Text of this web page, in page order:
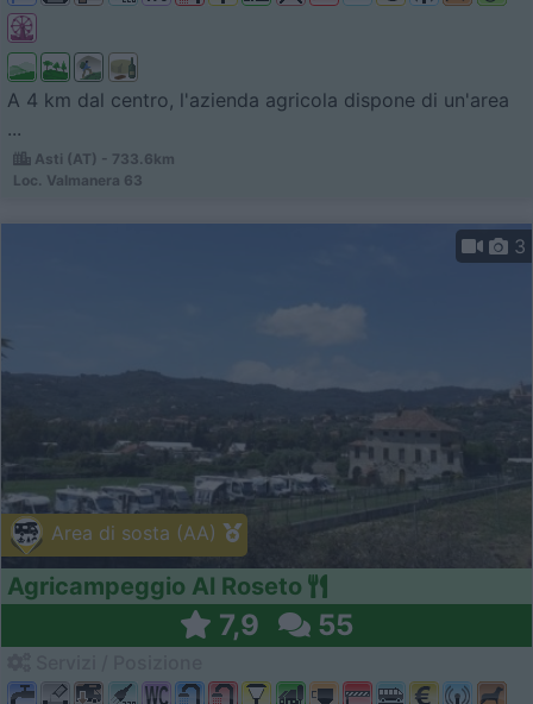
A 4 km dal centro, l'azienda agricola dispone di un'area
...
Asti (AT) - 733.6km
Loc. Valmanera 63
Area di sosta (AA)
3
Agricampeggio Al Roseto
7,9 55